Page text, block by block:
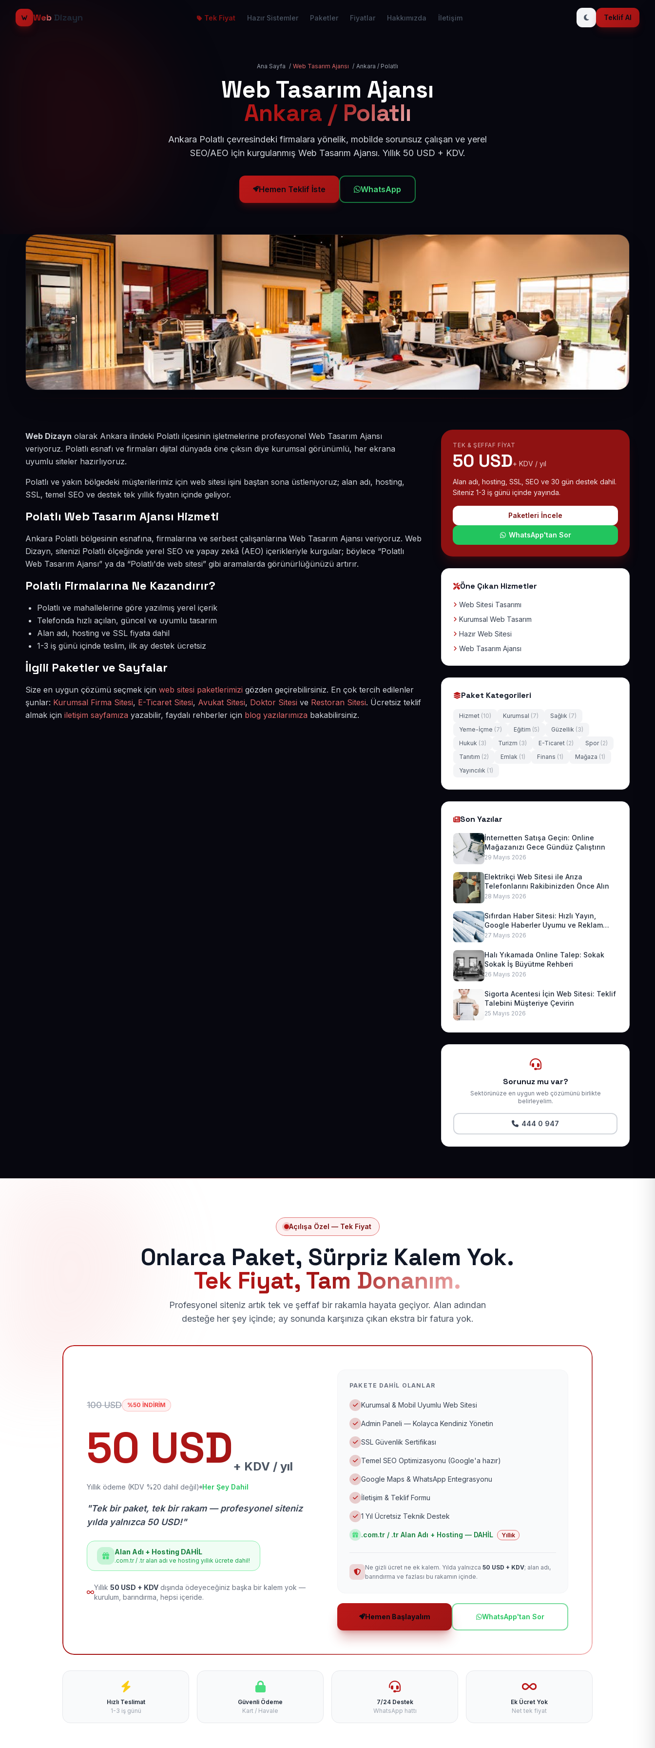
Web Dizayn Tek Fiyat Hazır Sistemler Paketler Fiyatlar Hakkımızda İletişim Teklif Al
Ana Sayfa / Web Tasarım Ajansı / Ankara / Polatlı
Web Tasarım Ajansı
Ankara / Polatlı
Ankara Polatlı çevresindeki firmalara yönelik, mobilde sorunsuz çalışan ve yerel
SEO/AEO için kurgulanmış Web Tasarım Ajansı. Yıllık 50 USD + KDV.
Hemen Teklif İste WhatsApp
Web Dizayn olarak Ankara ilindeki Polatlı ilçesinin işletmelerine profesyonel Web Tasarım Ajansı
veriyoruz. Polatlı esnafı ve firmaları dijital dünyada öne çıksın diye kurumsal görünümlü, her ekrana
uyumlu siteler hazırlıyoruz.
Polatlı ve yakın bölgedeki müşterilerimiz için web sitesi işini baştan sona üstleniyoruz; alan adı, hosting,
SSL, temel SEO ve destek tek yıllık fiyatın içinde geliyor.
Polatlı Web Tasarım Ajansı Hizmeti
Ankara Polatlı bölgesinin esnafına, firmalarına ve serbest çalışanlarına Web Tasarım Ajansı veriyoruz. Web
Dizayn, sitenizi Polatlı ölçeğinde yerel SEO ve yapay zekâ (AEO) içerikleriyle kurgular; böylece “Polatlı
Web Tasarım Ajansı” ya da “Polatlı'de web sitesi” gibi aramalarda görünürlüğünüzü artırır.
Polatlı Firmalarına Ne Kazandırır?
Polatlı ve mahallelerine göre yazılmış yerel içerik
Telefonda hızlı açılan, güncel ve uyumlu tasarım
Alan adı, hosting ve SSL fiyata dahil
1-3 iş günü içinde teslim, ilk ay destek ücretsiz
İlgili Paketler ve Sayfalar
Size en uygun çözümü seçmek için web sitesi paketlerimizi gözden geçirebilirsiniz. En çok tercih edilenler
şunlar: Kurumsal Firma Sitesi, E-Ticaret Sitesi, Avukat Sitesi, Doktor Sitesi ve Restoran Sitesi. Ücretsiz teklif
almak için iletişim sayfamıza yazabilir, faydalı rehberler için blog yazılarımıza bakabilirsiniz.
TEK & ŞEFFAF FIYAT
50 USD+ KDV / yıl
Alan adı, hosting, SSL, SEO ve 30 gün destek dahil.
Siteniz 1-3 iş günü içinde yayında.
Paketleri İncele
WhatsApp'tan Sor
Öne Çıkan Hizmetler
Web Sitesi Tasarımı
Kurumsal Web Tasarım
Hazır Web Sitesi
Web Tasarım Ajansı
Paket Kategorileri
Hizmet (10) Kurumsal (7) Sağlık (7)
Yeme-İçme (7) Eğitim (5) Güzellik (3)
Hukuk (3) Turizm (3) E-Ticaret (2) Spor (2)
Tanıtım (2) Emlak (1) Finans (1) Mağaza (1)
Yayıncılık (1)
Son Yazılar
İnternetten Satışa Geçin: Online
Mağazanızı Gece Gündüz Çalıştırın
29 Mayıs 2026
Elektrikçi Web Sitesi ile Arıza
Telefonlarını Rakibinizden Önce Alın
28 Mayıs 2026
Sıfırdan Haber Sitesi: Hızlı Yayın,
Google Haberler Uyumu ve Reklam
Geliri
27 Mayıs 2026
Halı Yıkamada Online Talep: Sokak
Sokak İş Büyütme Rehberi
26 Mayıs 2026
Sigorta Acentesi İçin Web Sitesi: Teklif
Talebini Müşteriye Çevirin
25 Mayıs 2026
Sorunuz mu var?
Sektörünüze en uygun web çözümünü birlikte
belirleyelim.
444 0 947
Açılışa Özel — Tek Fiyat
Onlarca Paket, Sürpriz Kalem Yok.
Tek Fiyat, Tam Donanım.
Profesyonel siteniz artık tek ve şeffaf bir rakamla hayata geçiyor. Alan adından
desteğe her şey içinde; ay sonunda karşınıza çıkan ekstra bir fatura yok.
100 USD %50 İNDİRİM
50 USD + KDV / yıl
Yıllık ödeme (KDV %20 dahil değil) Her Şey Dahil
"Tek bir paket, tek bir rakam — profesyonel siteniz
yılda yalnızca 50 USD!"
Alan Adı + Hosting DAHİL
.com.tr / .tr alan adı ve hosting yıllık ücrete dahil!
Yıllık 50 USD + KDV dışında ödeyeceğiniz başka bir kalem yok —
kurulum, barındırma, hepsi içeride.
PAKETE DAHIL OLANLAR
Kurumsal & Mobil Uyumlu Web Sitesi
Admin Paneli — Kolayca Kendiniz Yönetin
SSL Güvenlik Sertifikası
Temel SEO Optimizasyonu (Google'a hazır)
Google Maps & WhatsApp Entegrasyonu
İletişim & Teklif Formu
1 Yıl Ücretsiz Teknik Destek
.com.tr / .tr Alan Adı + Hosting — DAHİL Yıllık
Ne gizli ücret ne ek kalem. Yılda yalnızca 50 USD + KDV; alan adı,
barındırma ve fazlası bu rakamın içinde.
Hemen Başlayalım WhatsApp'tan Sor
Hızlı Teslimat
1-3 iş günü
Güvenli Ödeme
Kart / Havale
7/24 Destek
WhatsApp hattı
Ek Ücret Yok
Net tek fiyat